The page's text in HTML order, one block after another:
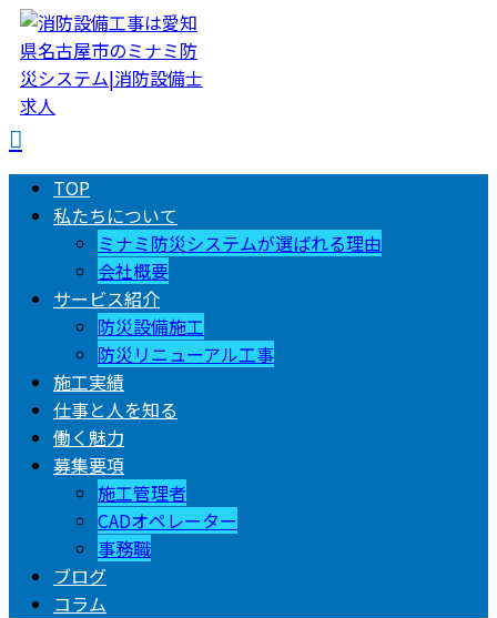
TOP
私たちについて
ミナミ防災システムが選ばれる理由
会社概要
サービス紹介
防災設備施工
防災リニューアル工事
施工実績
仕事と人を知る
働く魅力
募集要項
施工管理者
CADオペレーター
事務職
ブログ
コラム